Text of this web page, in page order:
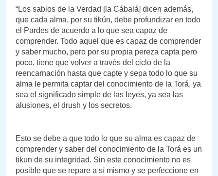
“Los sabios de la Verdad [la Cábalá] dicen además,
que cada alma, por su tikún, debe profundizar en todo
el Pardes de acuerdo a lo que sea capaz de
comprender. Todo aquel que es capaz de comprender
y saber mucho, pero por su propia pereza capta pero
poco, tiene que volver a través del ciclo de la
reencarnación hasta que capte y sepa todo lo que su
alma le permita captar del conocimiento de la Torá, ya
sea el significado simple de las leyes, ya sea las
alusiones, el drush y los secretos.
Esto se debe a que todo lo que su alma es capaz de
comprender y saber del conocimiento de la Torá es un
tikun de su integridad. Sin este conocimiento no es
posible que se repare a sí mismo y se perfeccione en